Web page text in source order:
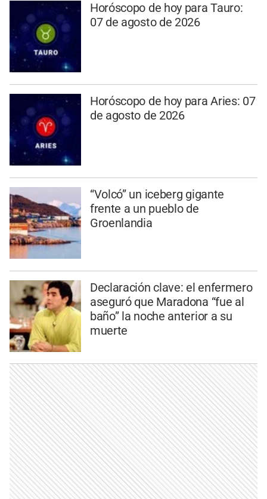
Horóscopo de hoy para Tauro:
07 de agosto de 2026
Horóscopo de hoy para Aries: 07
de agosto de 2026
“Volcó” un iceberg gigante
frente a un pueblo de
Groenlandia
Declaración clave: el enfermero
aseguró que Maradona “fue al
baño” la noche anterior a su
muerte